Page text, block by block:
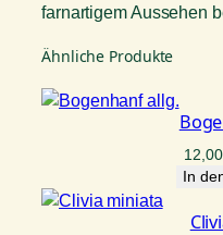
farnartigem Aussehen
Ähnliche Produkte
In